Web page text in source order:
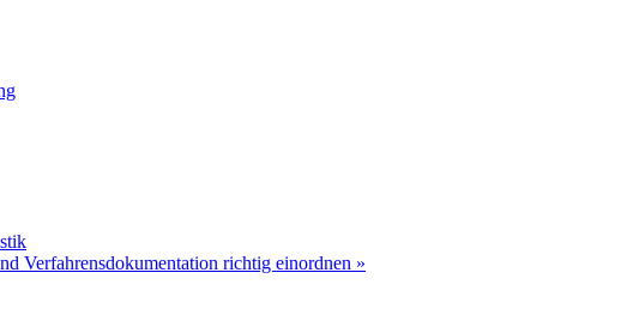
Verfahrensdokumentation richtig einordnen »